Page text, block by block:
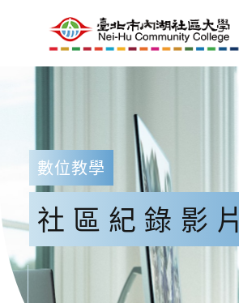
數位教學
社區紀錄影片